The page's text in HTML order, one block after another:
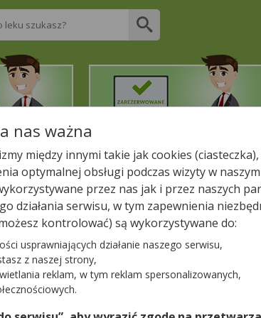
leku
lek
nas ważna
między innymi takie jak cookies
optymalnej obsługi podczas wizyty w
przez nas jak i przez naszych
działania serwisu, w tym zapewnienia
kontrolować) są wykorzystywane do:
usprawniających działanie naszego serwisu,
z naszej strony,
reklam, w tym reklam spersonalizowanych,